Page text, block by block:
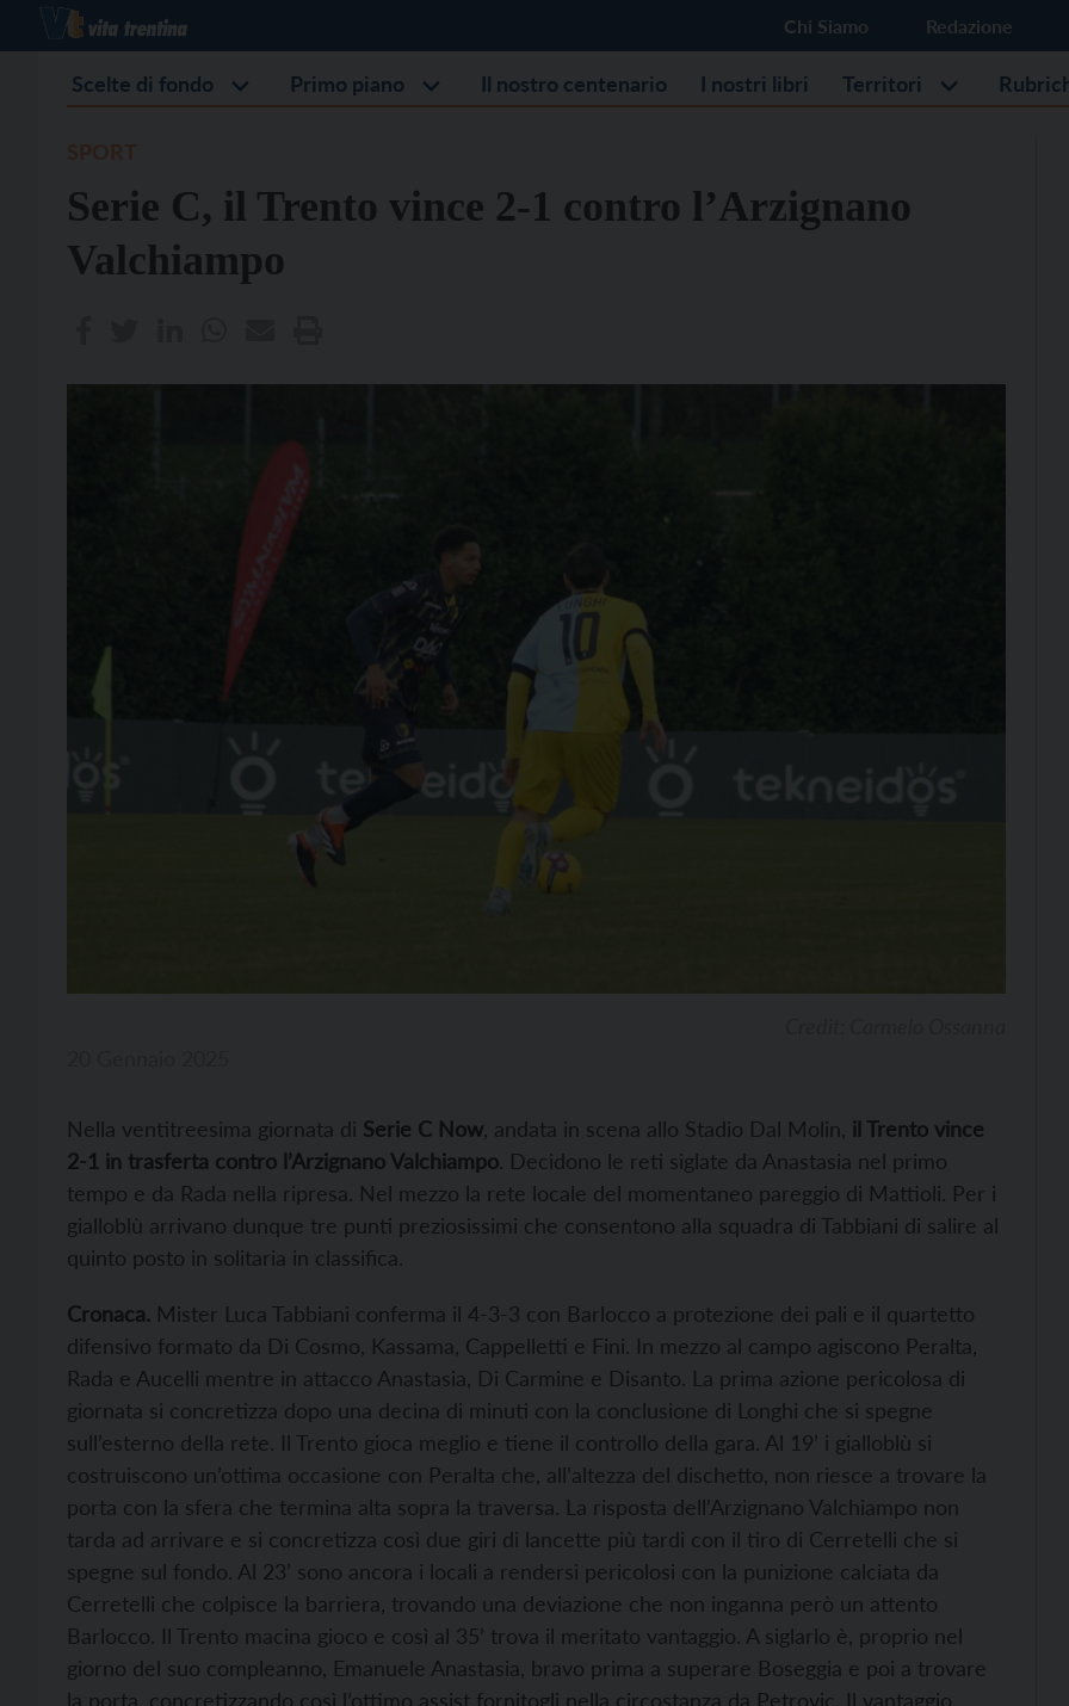
Chi Siamo Redazione
Scelte di fondo Primo piano Il nostro centenario I nostri libri Territori
Serie C, il Trento vince 2-1 contro l’Arzignano
Valchiampo
Nella ventitreesima giornata di Serie C Now , andata in scena allo Stadio Dal Molin, il Trento vince
2-1 in trasferta contro l’Arzignano Valchiampo. Decidono le reti siglate da Anastasia nel primo
tempo e da Rada nella ripresa. Nel mezzo la rete locale del momentaneo pareggio di Mattioli. Per i
gialloblù arrivano dunque tre punti preziosissimi che consentono alla squadra di Tabbiani di salire al
quinto posto in solitaria in classifica.
Cronaca. Mister Luca Tabbiani conferma il 4-3-3 con Barlocco a protezione dei pali e il quartetto
difensivo formato da Di Cosmo, Kassama, Cappelletti e Fini. In mezzo al campo agiscono Peralta,
Rada e Aucelli mentre in attacco Anastasia, Di Carmine e Disanto. La prima azione pericolosa di
giornata si concretizza dopo una decina di minuti con la conclusione di Longhi che si spegne
sull’esterno della rete. Il Trento gioca meglio e tiene il controllo della gara. Al 19’ i gialloblù si
costruiscono un’ottima occasione con Peralta che, all’altezza del dischetto, non riesce a trovare la
porta con la sfera che termina alta sopra la traversa. La risposta dell’Arzignano Valchiampo non
tarda ad arrivare e si concretizza così due giri di lancette più tardi con il tiro di Cerretelli che si
spegne sul fondo. Al 23’ sono ancora i locali a rendersi pericolosi con la punizione calciata da
Cerretelli che colpisce la barriera, trovando una deviazione che non inganna però un attento
Barlocco. Il Trento macina gioco e così al 35’ trova il meritato vantaggio. A siglarlo è, proprio nel
giorno del suo compleanno, Emanuele Anastasia, bravo prima a superare Boseggia e poi a trovare
la porta, concretizzando così l’ottimo assist fornitogli nella circostanza da Petrovic. Il vantaggio